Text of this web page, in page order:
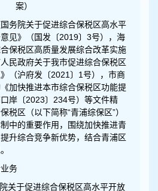
案）
务院关于促进综合保税区高水平
见》（国发〔2019〕3号），海
保税区高质量发展综合改革实施
民政府关于我市促进综合保税区
（沪府发〔2021〕1号），市商
加快推进本市综合保税区功能提
岸〔2023〕234号）等文件精
税区（以下简称“青浦综保区”）
中的重要作用，围绕加快推进青
升综合竞争新优势，结合青浦区
务
关于促进综合保税区高水平开放